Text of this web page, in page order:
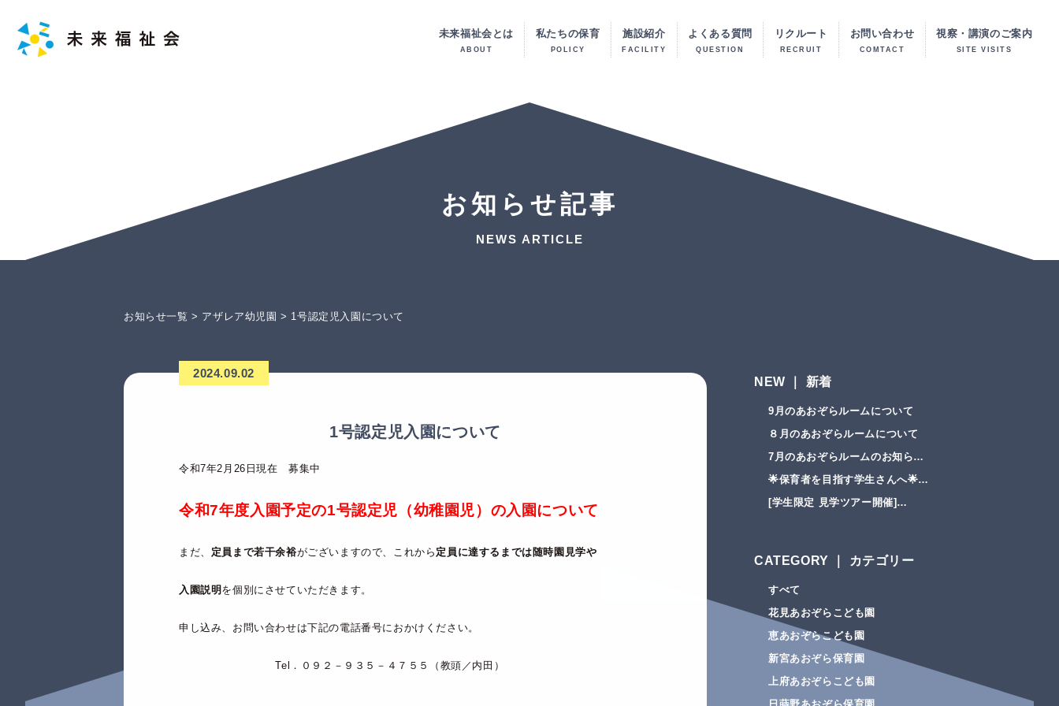
未来福祉会とは
ABOUT
私たちの保育
POLICY
施設紹介
FACILITY
よくある質問
QUESTION
リクルート
RECRUIT
お問い合わせ
COMTACT
視察・講演のご案内
SITE VISITS
お知らせ記事
NEWS ARTICLE
お知らせ一覧 > アザレア幼児園 > 1号認定児入園について
2024.09.02
1号認定児入園について
令和7年2月26日現在 募集中
令和7年度入園予定の1号認定児（幼稚園児）の入園について
まだ、 定員まで若干余裕がございますので、これから 定員に達するまでは随時園見学や
入園説明 を個別にさせていただきます。
申し込み、お問い合わせは下記の電話番号におかけください。
Tel．０９２－９３５－４７５５（教頭／内田）
NEW ｜ 新着
9月のあおぞらルームについて
８月のあおぞらルームについて
7月のあおぞらルームのお知ら…
🌟保育者を目指す学生さんへ🌟…
[学生限定 見学ツアー開催]…
CATEGORY ｜ カテゴリー
すべて
花見あおぞらこども園
恵あおぞらこども園
新宮あおぞら保育園
上府あおぞらこども園